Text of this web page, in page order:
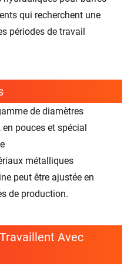
qui recherchent une
périodes de travail
de diamètres
pouces et spécial
métalliques
peut être ajustée en
de production.
Avec